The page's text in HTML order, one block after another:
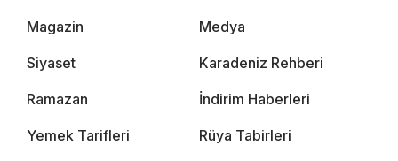
Magazin Medya
Siyaset Karadeniz Rehberi
Ramazan İndirim Haberleri
Yemek Tarifleri Rüya Tabirleri